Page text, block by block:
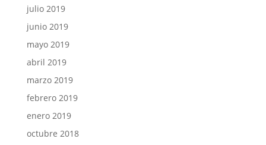
julio 2019
junio 2019
mayo 2019
abril 2019
marzo 2019
febrero 2019
enero 2019
octubre 2018